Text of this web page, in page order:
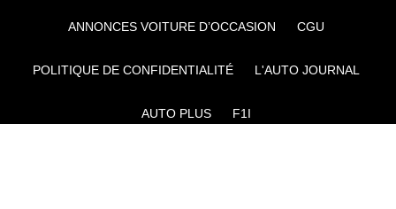
ANNONCES VOITURE D’OCCASION CGU
POLITIQUE DE CONFIDENTIALITÉ L'AUTO JOURNAL
AUTO PLUS F1I